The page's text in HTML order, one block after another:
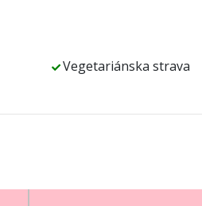
Vegetariánska strava